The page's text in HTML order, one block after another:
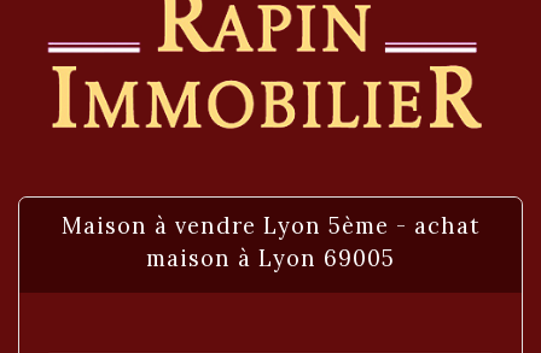
Maison à vendre Lyon 5ème - achat
maison à Lyon 69005